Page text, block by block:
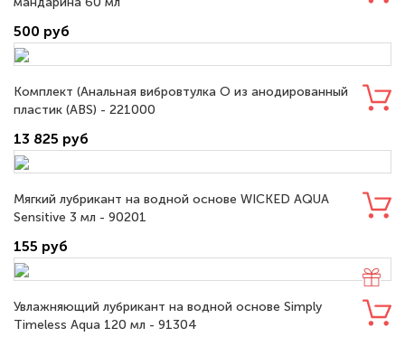
500 руб
Комплект (Анальная вибровтулка O из анодированный
пластик (ABS) - 221000
13 825 руб
Мягкий лубрикант на водной основе WICKED AQUA
Sensitive 3 мл - 90201
155 руб
Увлажняющий лубрикант на водной основе Simply
Timeless Aqua 120 мл - 91304